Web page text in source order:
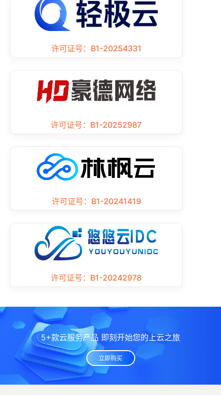
许可证号：B1-20254331
许可证号：B1-20252987
许可证号：B1-20241419
许可证号：B1-20242978
5+款云服务产品 即刻开始您的上云之旅
立即购买